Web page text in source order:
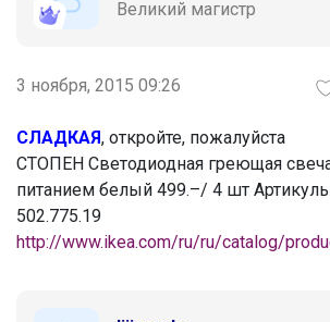
Великий магистр
3 ноября, 2015 09:26
СЛАДКАЯ, откройте, пожалуйста
СТОПЕН Светодиодная греющая
питанием белый 499.–/ 4 шт
502.775.19
http://www.ikea.com/ru/ru/catalog/